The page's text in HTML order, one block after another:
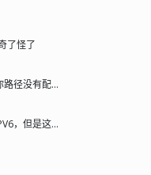
了怪了
我这边是可以的，你确定一下是不是你路径没有配置好
应该是腾讯云COS配置的时候走的是IPV6，但是这个COS的域名没有解析I...